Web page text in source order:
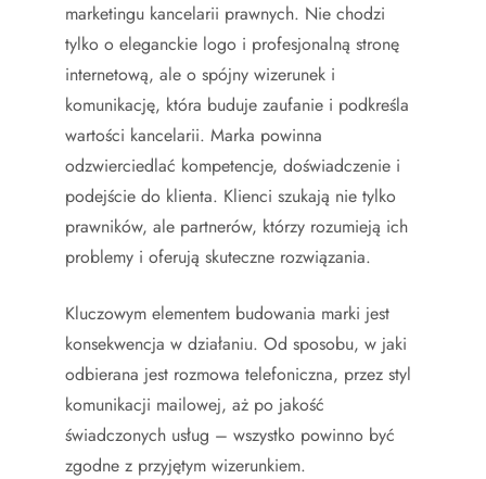
marketingu kancelarii prawnych. Nie chodzi
tylko o eleganckie logo i profesjonalną stronę
internetową, ale o spójny wizerunek i
komunikację, która buduje zaufanie i podkreśla
wartości kancelarii. Marka powinna
odzwierciedlać kompetencje, doświadczenie i
podejście do klienta. Klienci szukają nie tylko
prawników, ale partnerów, którzy rozumieją ich
problemy i oferują skuteczne rozwiązania.
Kluczowym elementem budowania marki jest
konsekwencja w działaniu. Od sposobu, w jaki
odbierana jest rozmowa telefoniczna, przez styl
komunikacji mailowej, aż po jakość
świadczonych usług – wszystko powinno być
zgodne z przyjętym wizerunkiem.